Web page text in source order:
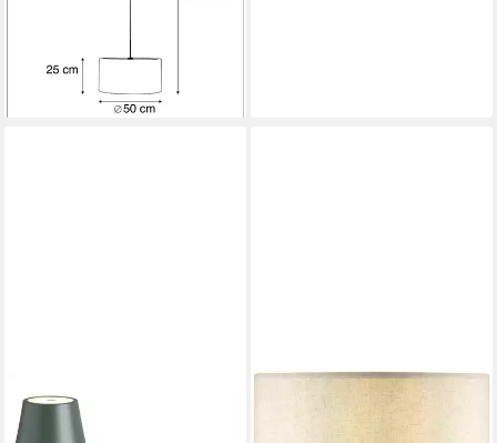
159,00 €
-40%
lieferbar - in 3-4 Werktagen bei dir